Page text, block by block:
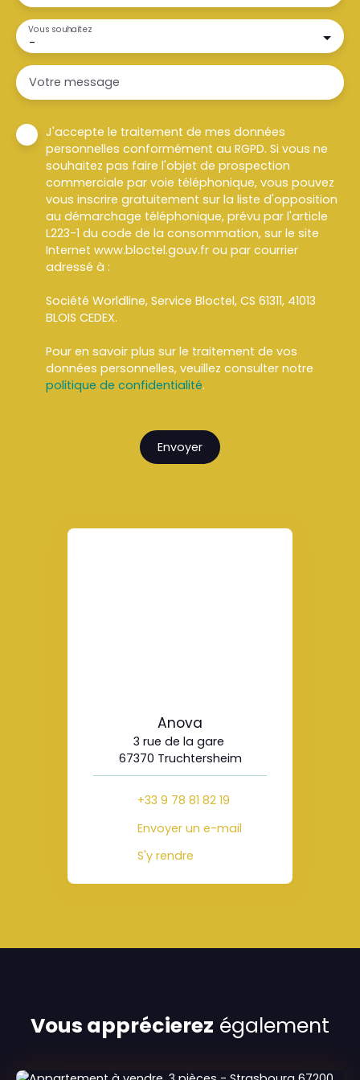
-
Vous souhaitez
Votre message
J'accepte le traitement de mes données
personnelles conformément au RGPD. Si vous ne
souhaitez pas faire l'objet de prospection
commerciale par voie téléphonique, vous pouvez
vous inscrire gratuitement sur la liste d'opposition
au démarchage téléphonique, prévu par l'article
L223-1 du code de la consommation, sur le site
Internet www.bloctel.gouv.fr ou par courrier
adressé à :
Société Worldline, Service Bloctel, CS 61311, 41013
BLOIS CEDEX.
Pour en savoir plus sur le traitement de vos
données personnelles, veuillez consulter notre
politique de confidentialité.
Envoyer
Anova
3 rue de la gare
67370 Truchtersheim
+33 9 78 81 82 19
Envoyer un e-mail
S'y rendre
Vous apprécierez également